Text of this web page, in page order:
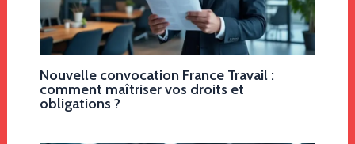
Nouvelle convocation France Travail :
comment maîtriser vos droits et
obligations ?